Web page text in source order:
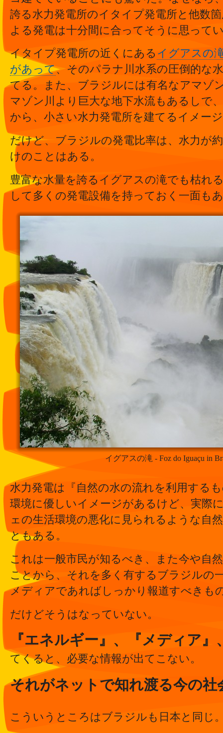
誇る水力発電所のイタイプ発電所と他数
よる発電は十分間に合ってそうに思って
イタイプ発電所の近くにある イグアスの
があって、そのパラナ川水系の圧倒的な
てる。また、ブラジルには有名なアマゾ
マゾン川より巨大な地下水流もあるしで
から、小さい水力発電所を建てるイメー
だけど、ブラジルの発電比率は、水力が
けのことはある。
豊富な水量を誇るイグアスの滝でも枯れ
して多くの発電設備を持っておく一面も
イグアスの滝 - Foz do Iguaçu in
水力発電は『自然の水の流れを利用する
環境に優しいイメージがあるけど、実際
ェの生活環境の悪化に見られるような自
ともある。
これは一般市民が知るべき、また今や自
ことから、それを多く有するブラジルの
メディアであればしっかり報道すべきも
だけどそうはなっていない。
『エネルギー』、『メディア』
てくると、必要な情報が出てこない。
それがネットで知れ渡る今の社
こういうところはブラジルも日本と同じ